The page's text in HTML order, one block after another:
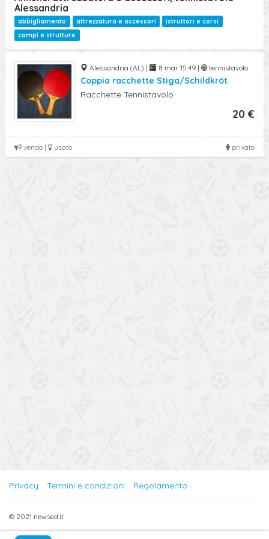
Alessandria
abbigliamento attrezzatura e accessori
istruttori e corsi
campi e strutture
Alessandria (AL) | 8 mar 15:49 | tennistavolo
Coppia racchette Stiga/Schildkröt
Racchette Tennistavolo
20 €
privato
vendo | usato
Privacy Termini e condizioni Regolamento
© 2021 newsed.it